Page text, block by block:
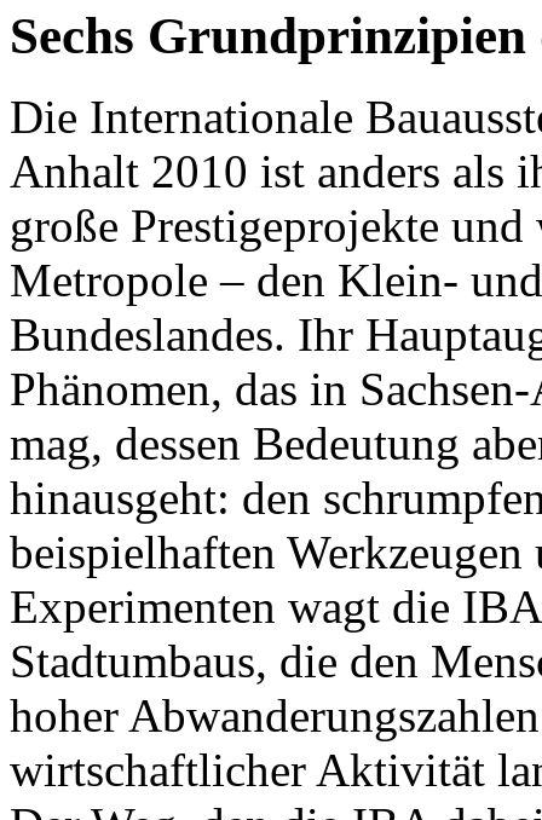
Sechs
Die Internationale
Anhalt 2010 ist anders als
große Prestigeprojekte
Metropole – den Klein-
Bundeslandes. Ihr
Phänomen, das in
mag, dessen Bedeutung
hinausgeht: den
beispielhaften
Experimenten wagt die
Stadtumbaus, die den
hoher
wirtschaftlicher Aktivität